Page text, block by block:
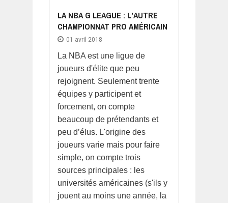
LA NBA G LEAGUE : L'AUTRE
CHAMPIONNAT PRO AMÉRICAIN
01 avril 2018
La NBA est une ligue de
joueurs d'élite que peu
rejoignent. Seulement trente
équipes y participent et
forcement, on compte
beaucoup de prétendants et
peu d’élus. L'origine des
joueurs varie mais pour faire
simple, on compte trois
sources principales : les
universités américaines (s'ils y
jouent au moins une année, la